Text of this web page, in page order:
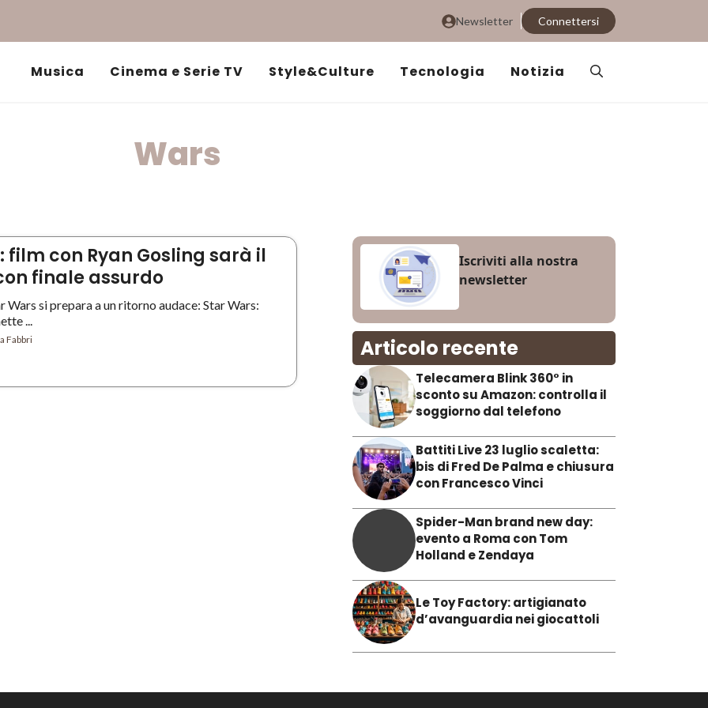
Newsletter Connettersi
Musica Cinema e Serie TV Style&Culture Tecnologia Notizia
Wars
film con Ryan Gosling sarà il
finale assurdo
Wars si prepara a un ritorno audace: Star Wars:
...
Fabbri
Iscriviti alla nostra
newsletter
Articolo recente
Telecamera Blink 360° in
sconto su Amazon: controlla il
soggiorno dal telefono
Battiti Live 23 luglio scaletta:
bis di Fred De Palma e chiusura
con Francesco Vinci
Spider-Man brand new day:
evento a Roma con Tom
Holland e Zendaya
Le Toy Factory: artigianato
d’avanguardia nei giocattoli